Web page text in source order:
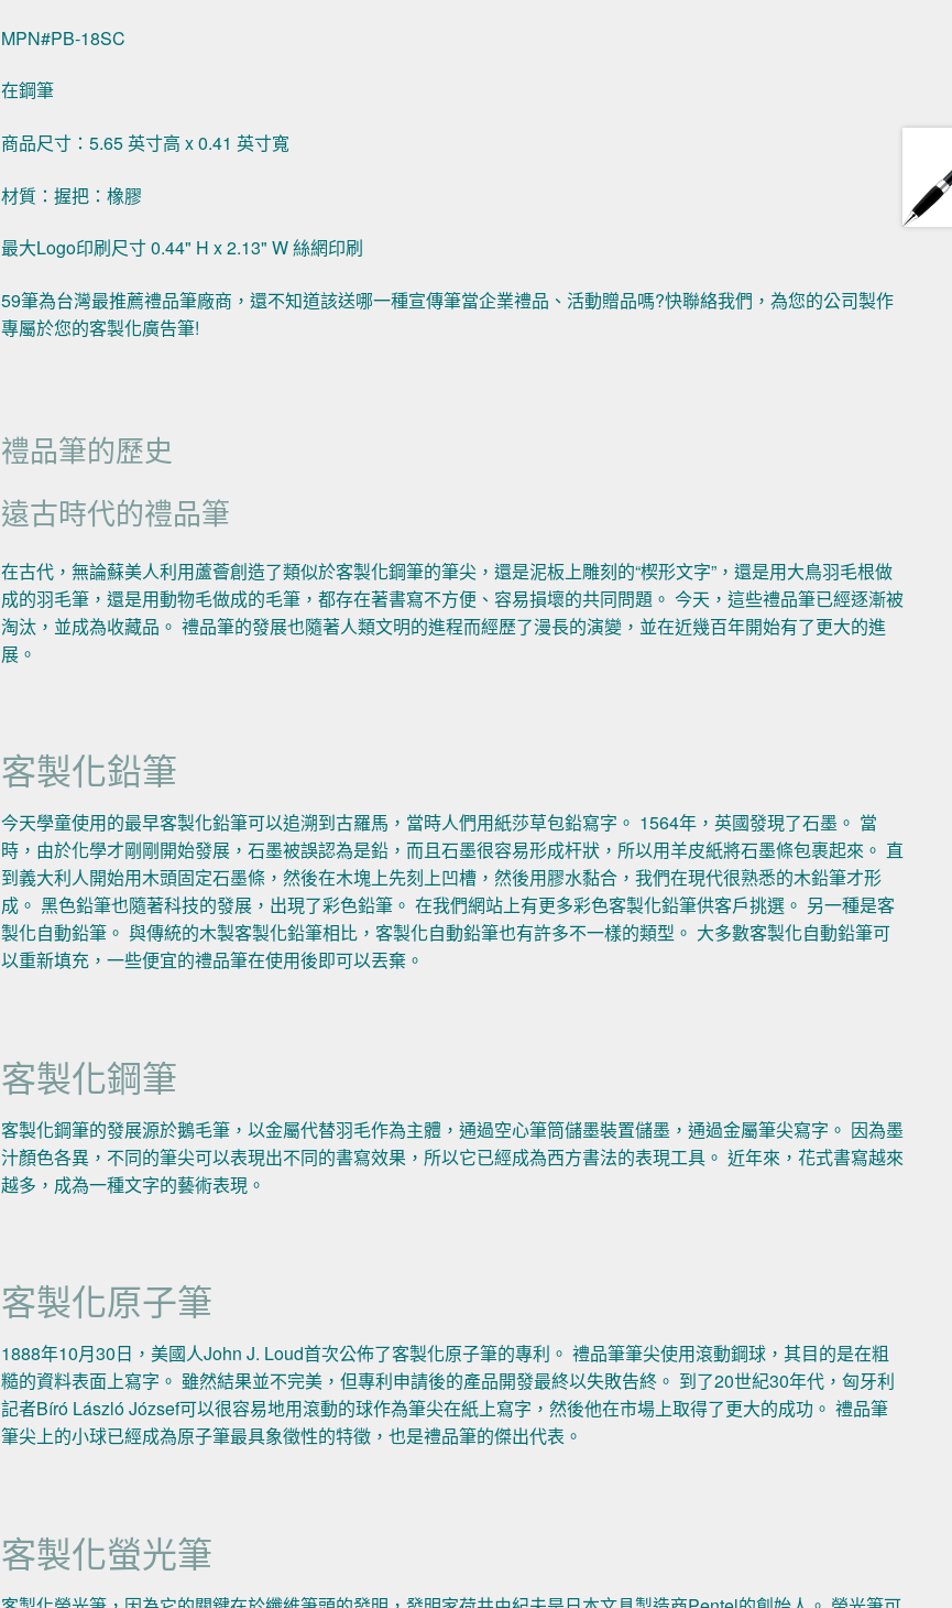
MPN#PB-18SC
在鋼筆
商品尺寸：5.65 英寸高 x 0.41 英寸寬
材質：握把：橡膠
最大Logo印刷尺寸 0.44" H x 2.13" W 絲網印刷
59筆為台灣最推薦禮品筆廠商，還不知道該送哪一種宣傳筆當企業禮品、活動贈品嗎?快聯絡我們，為您的公司製作
專屬於您的客製化廣告筆!
禮品筆的歷史
遠古時代的禮品筆
在古代，無論蘇美人利用蘆薈創造了類似於客製化鋼筆的筆尖，還是泥板上雕刻的“楔形文字”，還是用大鳥羽毛根做
成的羽毛筆，還是用動物毛做成的毛筆，都存在著書寫不方便、容易損壞的共同問題。 今天，這些禮品筆已經逐漸被
淘汰，並成為收藏品。 禮品筆的發展也隨著人類文明的進程而經歷了漫長的演變，並在近幾百年開始有了更大的進
展。
客製化鉛筆
今天學童使用的最早客製化鉛筆可以追溯到古羅馬，當時人們用紙莎草包鉛寫字。 1564年，英國發現了石墨。 當
時，由於化學才剛剛開始發展，石墨被誤認為是鉛，而且石墨很容易形成杆狀，所以用羊皮紙將石墨條包裹起來。 直
到義大利人開始用木頭固定石墨條，然後在木塊上先刻上凹槽，然後用膠水黏合，我們在現代很熟悉的木鉛筆才形
成。 黑色鉛筆也隨著科技的發展，出現了彩色鉛筆。 在我們網站上有更多彩色客製化鉛筆供客戶挑選。 另一種是客
製化自動鉛筆。 與傳統的木製客製化鉛筆相比，客製化自動鉛筆也有許多不一樣的類型。 大多數客製化自動鉛筆可
以重新填充，一些便宜的禮品筆在使用後即可以丟棄。
客製化鋼筆
客製化鋼筆的發展源於鵝毛筆，以金屬代替羽毛作為主體，通過空心筆筒儲墨裝置儲墨，通過金屬筆尖寫字。 因為墨
汁顏色各異，不同的筆尖可以表現出不同的書寫效果，所以它已經成為西方書法的表現工具。 近年來，花式書寫越來
越多，成為一種文字的藝術表現。
客製化原子筆
1888年10月30日，美國人John J. Loud首次公佈了客製化原子筆的專利。 禮品筆筆尖使用滾動鋼球，其目的是在粗
糙的資料表面上寫字。 雖然結果並不完美，但專利申請後的產品開發最終以失敗告終。 到了20世紀30年代，匈牙利
記者Bíró László József可以很容易地用滾動的球作為筆尖在紙上寫字，然後他在市場上取得了更大的成功。 禮品筆
筆尖上的小球已經成為原子筆最具象徵性的特徵，也是禮品筆的傑出代表。
客製化螢光筆